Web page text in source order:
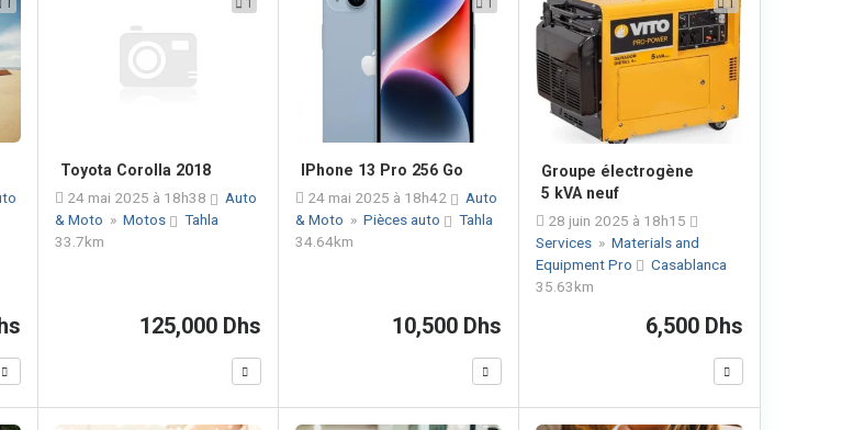
1 1
Toyota Corolla 2018
24 mai 2025 à 18h38
Auto
& Moto » Motos
Tahla
33.7km
125,000 Dhs
1
IPhone 13 Pro 256 Go
24 mai 2025 à 18h42
Auto
& Moto » Pièces auto
Tahla
34.64km
10,500 Dhs
1
Groupe électrogène
5 kVA neuf
28 juin 2025 à 18h15
Services » Materials and
Equipment Pro
Casablanca
35.63km
6,500 Dhs